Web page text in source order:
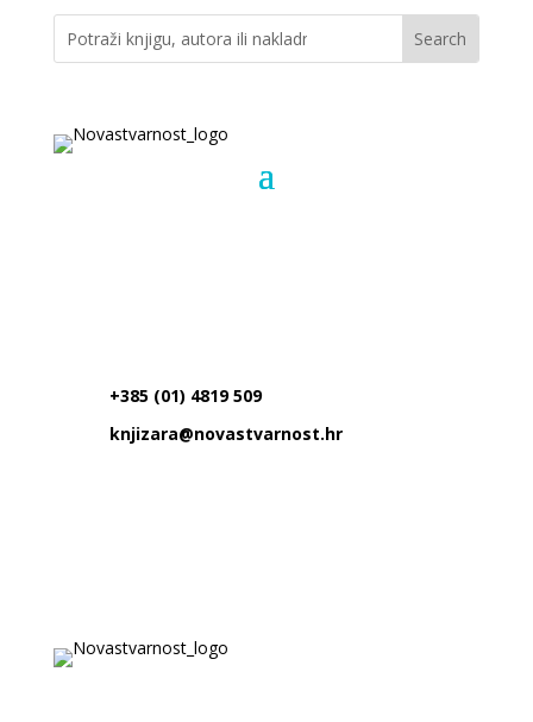
+385 (01) 4819 509
knjizara@novastvarnost.hr